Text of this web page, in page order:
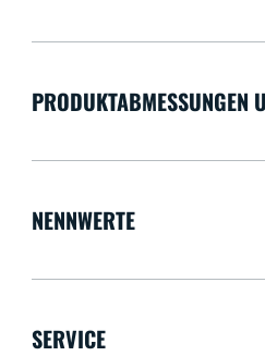
PRODUKTABMESSUNGEN
NENNWERTE
SERVICE